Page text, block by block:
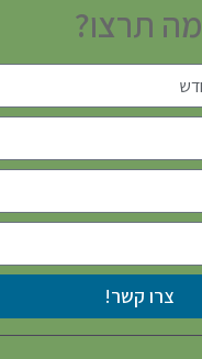
מה תרצו?
צרו קשר!